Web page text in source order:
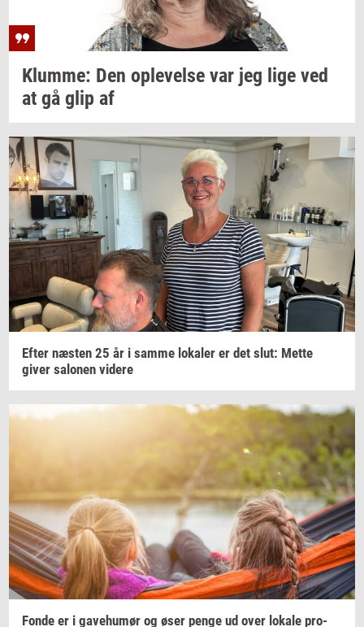
Klum­me: Den op­le­vel­se var jeg lige ved
at gå glip af
Efter næ­sten 25 år i samme lo­ka­ler er det slut: Mette
giver sa­lo­nen vi­de­re
Fonde er i ga­ve­hu­mør og øser penge ud over lo­ka­le pro­